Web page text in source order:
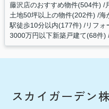
藤沢店のおすすめ物件(504件)
土地50坪以上の物件(202件) 海
駅徒歩10分以内(177件) リフォ
3000万円以下新築戸建て(68件)
スカイガーデン